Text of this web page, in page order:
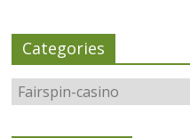
Categories
Categories